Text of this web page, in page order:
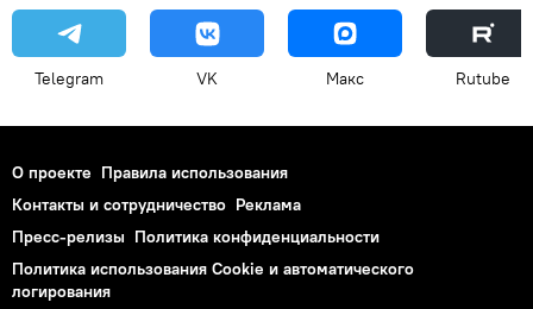
Telegram VK Макс Rutube
О проекте Правила использования
Контакты и сотрудничество Реклама
Пресс-релизы Политика конфиденциальности
Политика использования Cookie и автоматического
логирования